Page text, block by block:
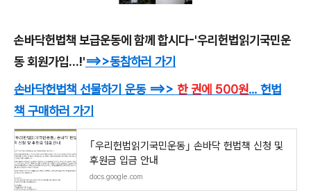
손바닥헌법책 보급운동에 함께 합시다-'우리헌법읽기국민운
동 회원가입...!'==>>동참하러 가기
손바닥헌법책 선물하기 운동 ==>> 한 권에 500원... 헌법
책 구매하러 가기
｢우리헌법읽기국민운동｣ 손바닥 헌법책 신청 및
후원금 입금 안내
docs.google.com